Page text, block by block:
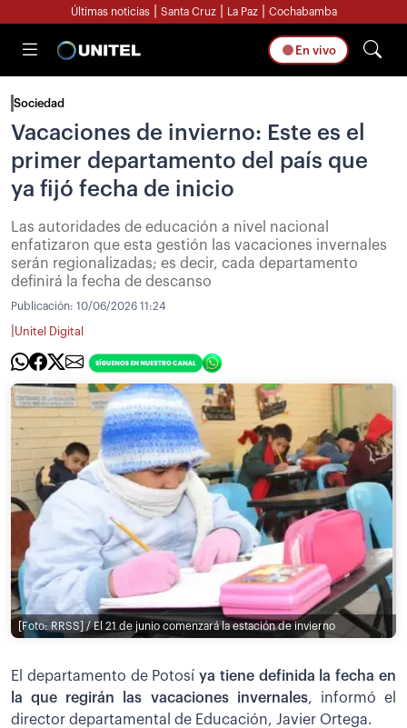
Últimas noticias Santa Cruz La Paz Cochabamba
En vivo
Sociedad
Vacaciones de invierno: Este es el
primer departamento del país que
ya fijó fecha de inicio
Las autoridades de educación a nivel nacional
enfatizaron que esta gestión las vacaciones invernales
serán regionalizadas; es decir, cada departamento
definirá la fecha de descanso
Publicación: 10/06/2026 11:24
Unitel Digital
[Foto: RRSS] / El 21 de junio comenzará la estación de invierno
El departamento de Potosíya tiene definida la fecha en
la que regirán las vacaciones invernales, informó el
director departamental de Educación, Javier Ortega.